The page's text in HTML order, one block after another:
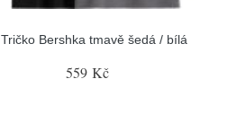
Tričko Bershka tmavě šedá / bílá
559 Kč